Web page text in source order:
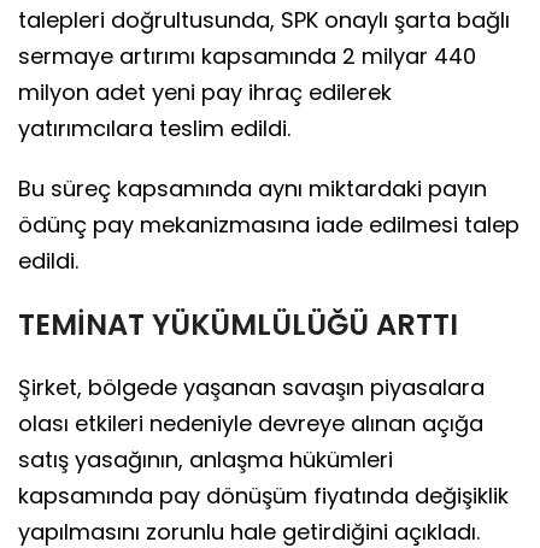
talepleri doğrultusunda, SPK onaylı şarta bağlı
sermaye artırımı kapsamında 2 milyar 440
milyon adet yeni pay ihraç edilerek
yatırımcılara teslim edildi.
Bu süreç kapsamında aynı miktardaki payın
ödünç pay mekanizmasına iade edilmesi talep
edildi.
TEMİNAT YÜKÜMLÜLÜĞÜ ARTTI
Şirket, bölgede yaşanan savaşın piyasalara
olası etkileri nedeniyle devreye alınan açığa
satış yasağının, anlaşma hükümleri
kapsamında pay dönüşüm fiyatında değişiklik
yapılmasını zorunlu hale getirdiğini açıkladı.